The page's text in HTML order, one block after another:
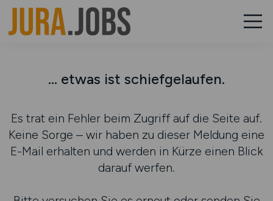
... etwas ist schiefgelaufen.
Es trat ein Fehler beim Zugriff auf die Seite auf.
Keine Sorge – wir haben zu dieser Meldung eine
E-Mail erhalten und werden in Kürze einen Blick
darauf werfen.